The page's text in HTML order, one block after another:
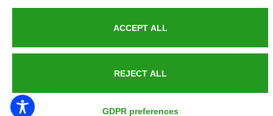
PUBLIC SERVICE ANNOUNCEMENT
P.IVA 05538100727 - C.so Italia n.8 70123, BARI
ACCEPT ALL
REJECT ALL
GDPR preferences